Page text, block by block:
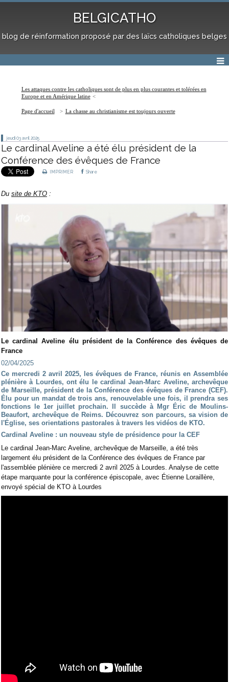
BELGICATHO
blog de réinformation proposé par des laïcs catholiques belges
Les attaques contre les catholiques sont de plus en plus courantes et tolérées en
Europe et en Amérique latine
Page d'accueil La chasse au christianisme est toujours ouverte
jeudi 03 avril 2025
Le cardinal Aveline a été élu président de la
Conférence des évêques de France
IMPRIMER Share
Du site de KTO :
Le cardinal Aveline élu président de la Conférence des évêques de
France
02/04/2025
Ce mercredi 2 avril 2025, les évêques de France, réunis en Assemblée
plénière à Lourdes, ont élu le cardinal Jean-Marc Aveline, archevêque
de Marseille, président de la Conférence des évêques de France (CEF).
Élu pour un mandat de trois ans, renouvelable une fois, il prendra ses
fonctions le 1er juillet prochain. Il succède à Mgr Éric de Moulins-
Beaufort, archevêque de Reims. Découvrez son parcours, sa vision de
l'Église, ses orientations pastorales à travers les vidéos de KTO.
Cardinal Aveline : un nouveau style de présidence pour la CEF
Le cardinal Jean-Marc Aveline, archevêque de Marseille, a été très
largement élu président de la Conférence des évêques de France par
l'assemblée plénière ce mercredi 2 avril 2025 à Lourdes. Analyse de cette
étape marquante pour la conférence épiscopale, avec Étienne Loraillère,
envoyé spécial de KTO à Lourdes